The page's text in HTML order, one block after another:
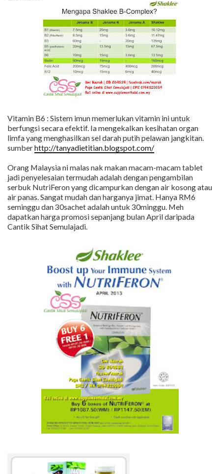
Vitamin B6 : Sistem imun memerlukan vitamin ini untuk
berfungsi secara efektif. Ia mengekalkan kesihatan organ
limfa yang menghasilkan sel darah putih pelawan jangkitan.
sumberhttp://tanyadietitian.blogspot.com/
Orang Malaysia ni malas nak makan macam-macam tablet
jadi penyelesaian termudah adalah dengan pengambilan
serbuk NutriFeron yang dicampurkan dengan air kosong atau
air panas. Sangat mudah dan harganya jimat. Hanya RM6
seminggu dan 30sachet adalah untuk 30minggu. Meh
dapatkan harga promosi sepanjang bulan April daripada
Cantik Sihat Semulajadi.